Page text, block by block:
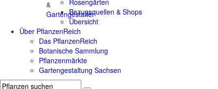
&
Gartengestalter
Rosengärten
Bezugsquellen & Shops
Übersicht
Über PflanzenReich
Das PflanzenReich
Botanische Sammlung
Pflanzenmärkte
Gartengestaltung Sachsen